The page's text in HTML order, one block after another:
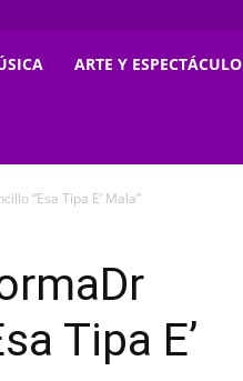
ARTE Y ESPECTÁCULO
“Esa Tipa E’ Mala”
Tipa E’